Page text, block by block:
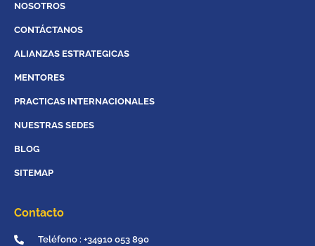
NOSOTROS
CONTÁCTANOS
ALIANZAS ESTRATEGICAS
MENTORES
PRACTICAS INTERNACIONALES
NUESTRAS SEDES
BLOG
SITEMAP
Contacto
Teléfono : +34910 053 890